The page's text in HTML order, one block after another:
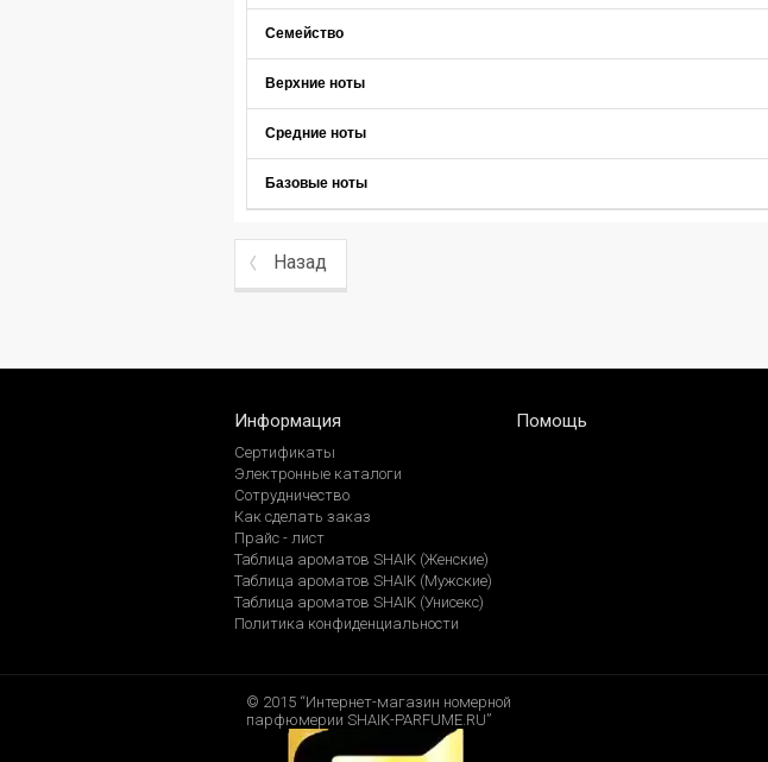
Семейство
Верхние ноты
Средние ноты
Базовые ноты
Назад
Информация
Сертификаты
Электронные каталоги
Сотрудничество
Как сделать заказ
Прайс - лист
Таблица ароматов SHAIK (Женские)
Таблица ароматов SHAIK (Мужские)
Таблица ароматов SHAIK (Унисекс)
Политика конфиденциальности
Помощь
© 2015 “Интернет-магазин номерной
парфюмерии SHAIK-PARFUME.RU”